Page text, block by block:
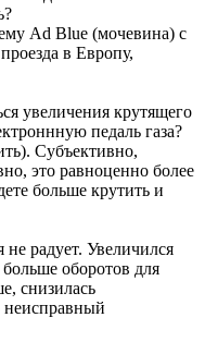
Ad Blue (мочевина) с
в Европу,
увеличения крутящего
педаль газа?
Субъективно,
это равноценно более
больше крутить и
радует. Увеличился
оборотов для
снизилась
неисправный